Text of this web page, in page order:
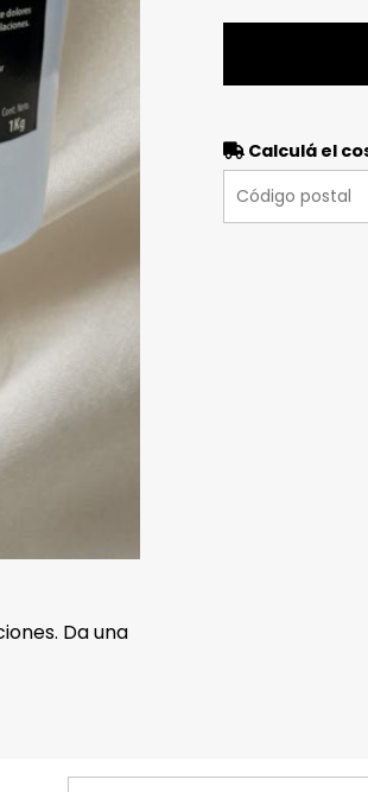
Da una
Calculá el